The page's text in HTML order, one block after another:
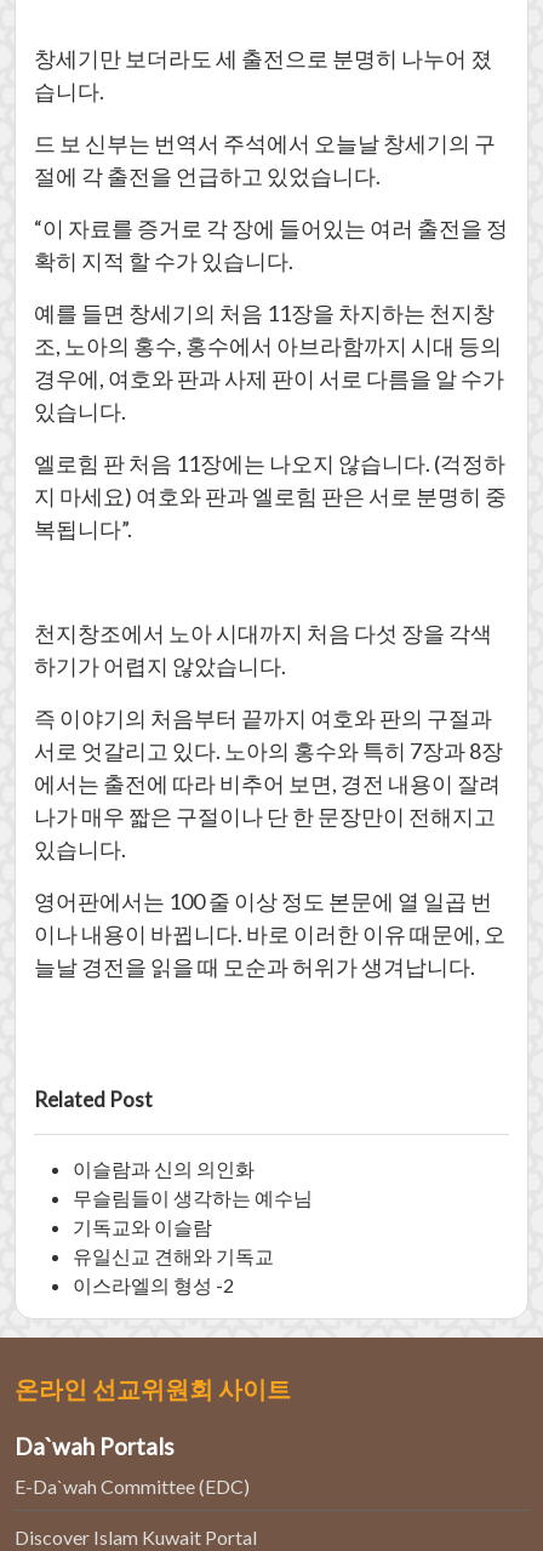
창세기만 보더라도 세 출전으로 분명히 나누어 졌
습니다.
드 보 신부는 번역서 주석에서 오늘날 창세기의 구
절에 각 출전을 언급하고 있었습니다.
“이 자료를 증거로 각 장에 들어있는 여러 출전을 정
확히 지적 할 수가 있습니다.
예를 들면 창세기의 처음 11장을 차지하는 천지창
조, 노아의 홍수, 홍수에서 아브라함까지 시대 등의
경우에, 여호와 판과 사제 판이 서로 다름을 알 수가
있습니다.
엘로힘 판 처음 11장에는 나오지 않습니다. (걱정하
지 마세요) 여호와 판과 엘로힘 판은 서로 분명히 중
복됩니다”.
천지창조에서 노아 시대까지 처음 다섯 장을 각색
하기가 어렵지 않았습니다.
즉 이야기의 처음부터 끝까지 여호와 판의 구절과
서로 엇갈리고 있다. 노아의 홍수와 특히 7장과 8장
에서는 출전에 따라 비추어 보면, 경전 내용이 잘려
나가 매우 짧은 구절이나 단 한 문장만이 전해지고
있습니다.
영어판에서는 100 줄 이상 정도 본문에 열 일곱 번
이나 내용이 바뀝니다. 바로 이러한 이유 때문에, 오
늘날 경전을 읽을 때 모순과 허위가 생겨납니다.
Related Post
이슬람과 신의 의인화
무슬림들이 생각하는 예수님
기독교와 이슬람
유일신교 견해와 기독교
이스라엘의 형성 -2
온라인 선교위원회 사이트
Da`wah Portals
E-Da`wah Committee (EDC)
Discover Islam Kuwait Portal